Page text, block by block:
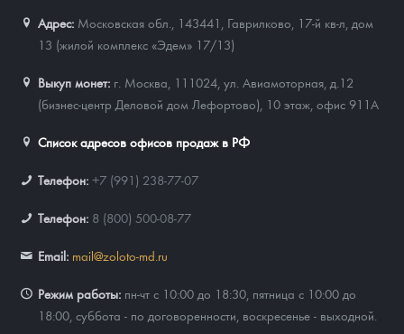
Адрес: Московская обл., 143441
Гаврилково, 17-й кв-л, дом
13 (жилой комплекс «Эдем» 17/13)
Выкуп монет: г. Москва, 111024, ул. Авиамоторная, д.12
(бизнес-центр Деловой дом Лефортово), 10 этаж, офис 911А
Список адресов офисов продаж в РФ
Телефон: +7 (991) 238-77-07
Телефон: 8 (800) 500-08-77
Email: mail@zoloto-md.ru
Режим работы: пн-чт с 10:00 до 18:30, пятница с 10:00 до
18:00, суббота - по договоренности, воскресенье - выходной.